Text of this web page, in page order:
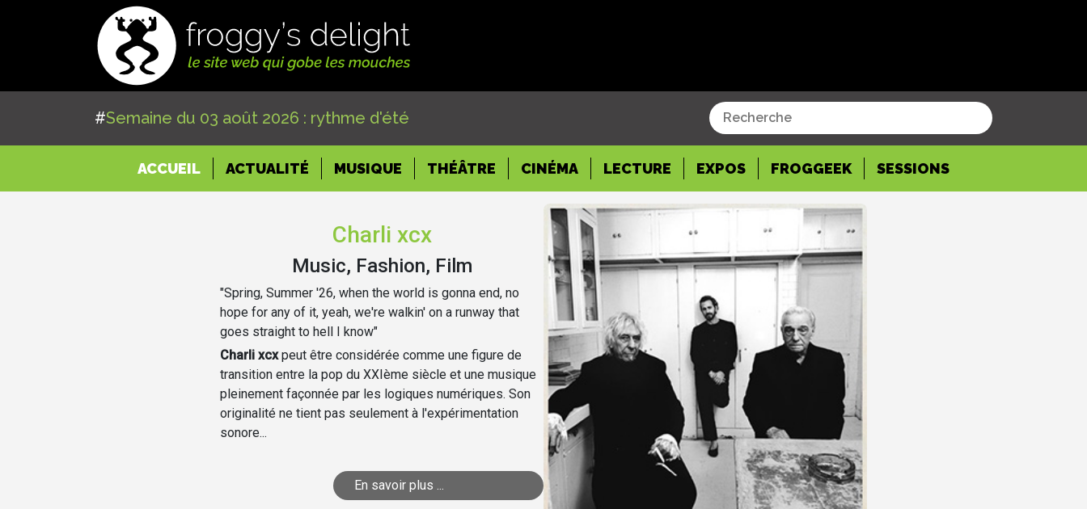
#Semaine du 03 août 2026 : rythme d'été
ACCUEIL(CURRENT)
ACTUALITÉ MUSIQUE THÉÂTRE CINÉMA LECTURE EXPOS FROGGEEK SESSIONS
Charli xcx
Music, Fashion, Film
"Spring, Summer '26, when the world is gonna end, no
hope for any of it, yeah, we're walkin' on a runway that
goes straight to hell I know"
Charli xcxpeut être considérée comme une figure de
transition entre la pop du XXIème siècle et une musique
pleinement façonnée par les logiques numériques. Son
originalité ne tient pas seulement à l'expérimentation
sonore...
En savoir plus ...